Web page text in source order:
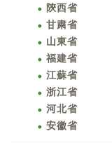
陝西省
甘粛省
山東省
福建省
江蘇省
浙江省
河北省
安徽省